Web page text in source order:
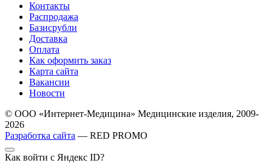
Контакты
Распродажа
Базисрубли
Доставка
Оплата
Как оформить заказ
Карта сайта
Вакансии
Новости
© ООО «Интернет-Медицина» Медицинские изделия, 2009-
2026
Разработка сайта — RED PROMO
Как войти с Яндекс ID?